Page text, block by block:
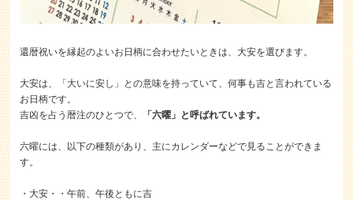
還暦祝いを縁起のよいお日柄に合わせたいときは、大安を選びます。
大安は、「大いに安し」との意味を持っていて、何事も吉と言われている
お日柄です。
吉凶を占う暦注のひとつで、
「六曜」と呼ばれています。
六曜には、以下の種類があり、主にカレンダーなどで見ることができま
す。
・大安・・午前、午後ともに吉